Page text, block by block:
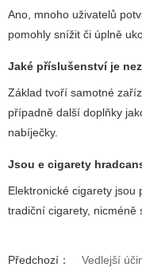
Ano, mnoho uživatelů
pomohly snížit či úplně
Jaké příslušenství je
Základ tvoří samotné
případně další doplňky
nabíječky.
Jsou e cigarety
Elektronické cigarety jsou
tradiční cigarety, nicméně
Předchozí：
Vedlejší